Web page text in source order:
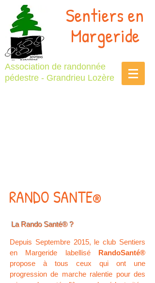
Sentiers en
Margeride
Association de randonnée
pédestre - Grandrieu Lozère
RANDO SANTE®
La Rando Santé® ?
Depuis Septembre 2015, le club Sentiers
en Margeride labellisé
RandoSanté®
propose à tous ceux qui ont une
progression de marche ralentie pour des